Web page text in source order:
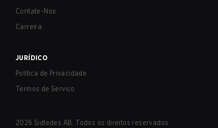
Contate-Nos
Carreira
JURÍDICO
Política de Privacidade
Termos de Serviço
2026 Sidledes AB. Todos os direitos reservados.